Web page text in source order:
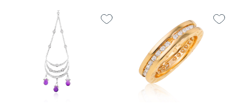
Carl F. Bucherer
Carla Amorim
Carlo Luca Della Quercia
Carrera y Carrera